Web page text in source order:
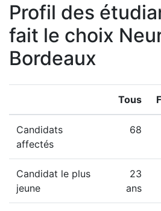
Profil des
fait le choix
Bordeaux
Tous
Candidats
affectés
68
Candidat le plus
jeune
23
ans